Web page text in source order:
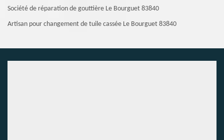
Société de réparation de gouttière Le Bourguet 83840
Artisan pour changement de tuile cassée Le Bourguet 83840